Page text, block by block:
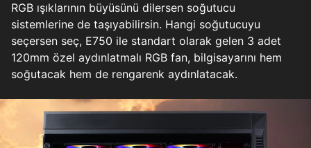
RGB ışıklarının büyüsünü dilersen soğutucu
sistemlerine de taşıyabilirsin. Hangi soğutucuyu
seçersen seç, E750 ile standart olarak gelen 3 adet
120mm özel aydınlatmalı RGB fan, bilgisayarını hem
soğutacak hem de rengarenk aydınlatacak.